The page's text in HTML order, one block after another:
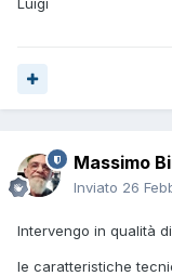
Luigi
Massimo
Inviato 26
Intervengo in qualità
le caratteristiche